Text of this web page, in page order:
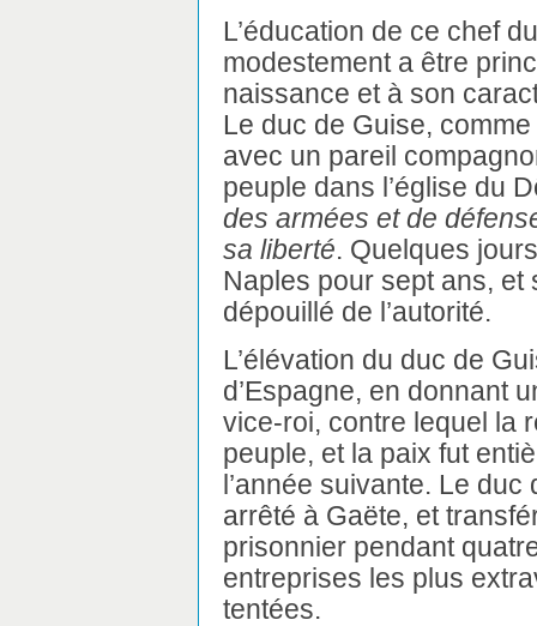
L’éducation de ce chef
modestement a être
naissance et à son
Le duc de Guise,
avec un pareil
peuple dans l’église du
des armées et de
sa liberté. Quelques
Naples pour sept ans, et
dépouillé de l’autorité.
L’élévation du duc de
d’Espagne, en donnant
vice-roi, contre lequel la
peuple, et la paix fut
l’année suivante. Le
arrêté à Gaëte, et
prisonnier pendant
entreprises les plus
tentées.